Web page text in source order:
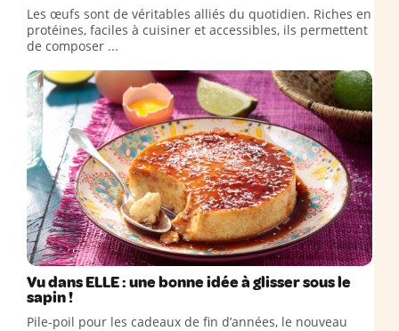
Les œufs sont de véritables alliés du quotidien. Riches en
protéines, faciles à cuisiner et accessibles, ils permettent
de composer ...
Vu dans ELLE : une bonne idée à glisser sous le
sapin !
Pile-poil pour les cadeaux de fin d’années, le nouveau